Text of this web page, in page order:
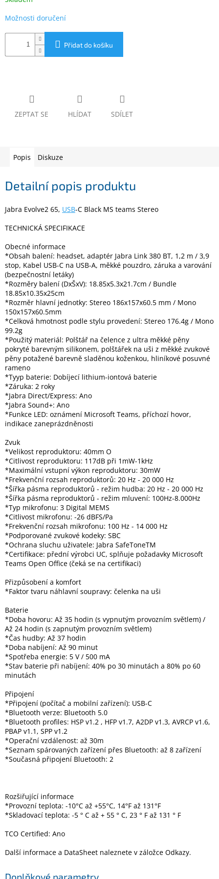
www.inpraise.cz
a
Počítače
a
Elektronika
Domácnost
%
Black
Friday
VÝPRODEJ
Akční
zboží
TONERY
A
CARTRIDGE
OEM
počítačů
Inpraise
Kamerové
systémy
MILESIGHT
Doprodej
Přihlášení
Možnosti doručení
Přidat do košíku
ZEPTAT SE HLÍDAT SDÍLET
Popis Diskuze
Detailní popis produktu
Jabra Evolve2 65, USB-C Black MS teams Stereo
TECHNICKÁ SPECIFIKACE
Obecné informace
*Obsah balení: headset, adaptér Jabra Link 380 BT, 1,2 m / 3,9
stop, Kabel USB-C na USB-A, měkké pouzdro, záruka a varování
(bezpečnostní letáky)
*Rozměry balení (DxŠxV): 18.85x5.3x21.7cm / Bundle
18.85x10.35x25cm
*Rozměr hlavní jednotky: Stereo 186x157x60.5 mm / Mono
150x157x60.5mm
*Celková hmotnost podle stylu provedení: Stereo 176.4g / Mono
99.2g
*Použitý materiál: Polštář na čelence z ultra měkké pěny
pokryté barevným silikonem, polštářek na uši z měkké zvukové
pěny potažené barevně sladěnou koženkou, hliníkové posuvné
rameno
*Tyyp baterie: Dobíjecí lithium-iontová baterie
*Záruka: 2 roky
*Jabra Direct/Express: Ano
*Jabra Sound+: Ano
*Funkce LED: oznámení Microsoft Teams, příchozí hovor,
indikace zaneprázdněnosti
Zvuk
*Velikost reproduktoru: 40mm O
*Citlivost reproduktoru: 117dB při 1mW-1kHz
*Maximální vstupní výkon reproduktoru: 30mW
*Frekvenční rozsah reproduktorů: 20 Hz - 20 000 Hz
*Šířka pásma reproduktorů - režim hudba: 20 Hz - 20 000 Hz
*Šířka pásma reproduktorů - režim mluvení: 100Hz-8.000Hz
*Typ mikrofonu: 3 Digital MEMS
*Citlivost mikrofonu: -26 dBFS/Pa
*Frekvenční rozsah mikrofonu: 100 Hz - 14 000 Hz
*Podporované zvukové kodeky: SBC
*Ochrana sluchu uživatele: Jabra SafeToneTM
*Certifikace: přední výrobci UC, splňuje požadavky Microsoft
Teams Open Office (čeká se na certifikaci)
Přizpůsobení a komfort
*Faktor tvaru náhlavní soupravy: čelenka na uši
Baterie
*Doba hovoru: Až 35 hodin (s vypnutým provozním světlem) /
Až 24 hodin (s zapnutým provozním světlem)
*Čas hudby: Až 37 hodin
*Doba nabíjení: Až 90 minut
*Spotřeba energie: 5 V / 500 mA
*Stav baterie při nabíjení: 40% po 30 minutách a 80% po 60
minutách
Připojení
*Připojení (počítač a mobilní zařízení): USB-C
*Bluetooth verze: Bluetooth 5.0
*Bluetooth profiles: HSP v1.2 , HFP v1.7, A2DP v1.3, AVRCP v1.6,
PBAP v1.1, SPP v1.2
*Operační vzdálenost: až 30m
*Seznam spárovaných zařízení přes Bluetooth: až 8 zařízení
*Současná připojení Bluetooth: 2
Rozšiřující informace
*Provozní teplota: -10°C až +55°C, 14°F až 131°F
*Skladovací teplota: -5 ° C až + 55 ° C, 23 ° F až 131 ° F
TCO Certified: Ano
Další informace a DataSheet naleznete v záložce Odkazy.